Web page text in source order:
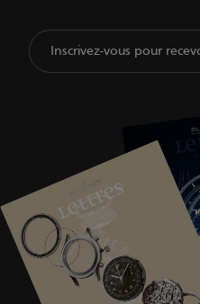
Inscrivez-vous pour